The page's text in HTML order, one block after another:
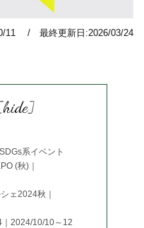
11 / 最終更新日:2026/03/24
hide]
系イベント
(秋)｜
ェ2024秋｜
｜2024/10/10～12